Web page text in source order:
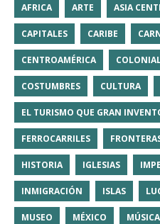
AFRICA ARTE ASIA
CAPITALES CARIBE
CENTROAMÉRICA
COSTUMBRES CULTURA
EL TURISMO QUE GRAN
FERROCARRILES
HISTORIA IGLESIAS
INMIGRACIÓN ISLAS
MUSEO MÉXICO MÚSICA